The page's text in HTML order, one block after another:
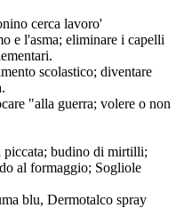
cerca lavoro'
e l'asma; eliminare i capelli
scolastico; diventare
"alla guerra; volere o non
budino di mirtilli;
al formaggio; Sogliole
blu, Dermotalco spray